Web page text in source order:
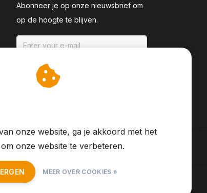
Abonneer je op onze nieuwsbrief om
op de hoogte te blijven.
ABONNEER
onze website, ga je akkoord met het
onze website te verbeteren.
MEER OVER COOKIES »